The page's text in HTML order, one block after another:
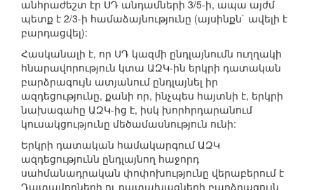
անհրաժեշտ էր ՍԴ անդամների 3/5-ի, ապա այժմ
պետք է 2/3-ի համաձայնությունը (այսինքն` ավելի է
բարդացվել):
Հասկանալի է, որ ՍԴ կազմի ընդլայնումն ուղղակի
հնարավորություն կտա ԱԶԿ-ին երկրի դատական
բարձրագույն ատյանում ընդլայնել իր
ազդեցությունը, քանի որ, ինչպես հայտնի է, երկրի
նախագահը ԱԶԿ-ից է, իսկ խորհրդարանում
կուսակցությունը մեծամասնություն ունի:
Երկրի դատական համակարգում ԱԶԿ
ազդեցությունն ընդլայնող հաջորդ
սահմանադրական փոփոխությունը վերաբերում է
Դատավորների ու դատախազների բարձրագույն